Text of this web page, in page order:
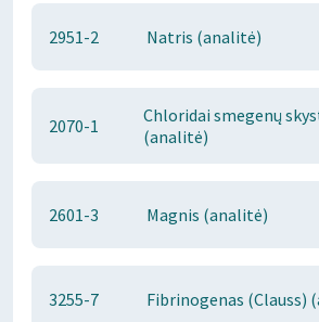
2951-2 Natris (analitė)
2070-1
Chloridai smegenų
(analitė)
2601-3 Magnis (analitė)
3255-7 Fibrinogenas (Clauss)